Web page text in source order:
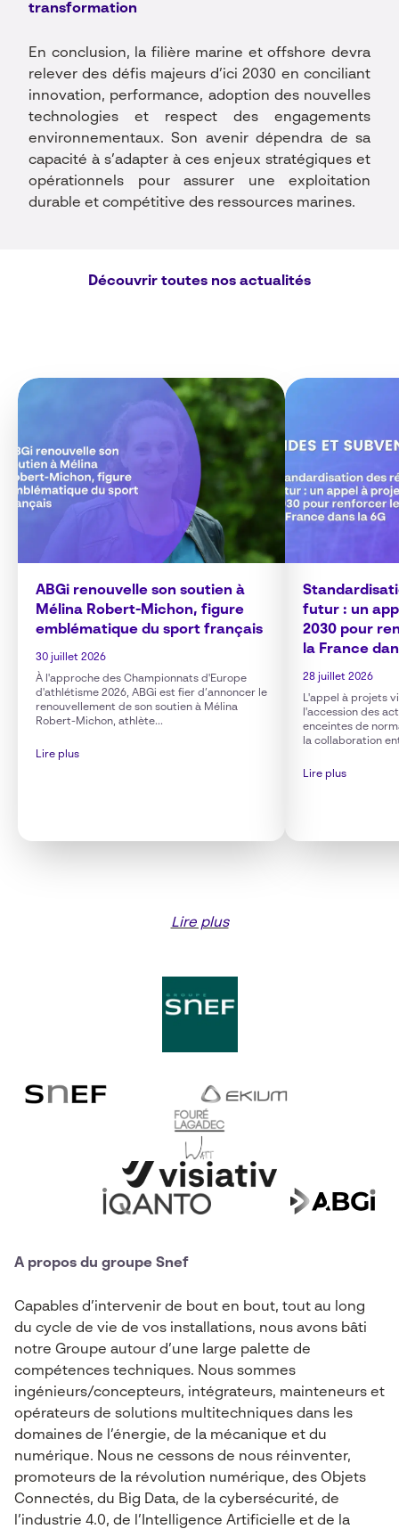
transformation
En conclusion, la filière marine et offshore devra
relever des défis majeurs d’ici 2030 en conciliant
innovation, performance, adoption des nouvelles
technologies et respect des engagements
environnementaux. Son avenir dépendra de sa
capacité à s’adapter à ces enjeux stratégiques et
opérationnels pour assurer une exploitation
durable et compétitive des ressources marines.
Découvrir toutes nos actualités
ABGi renouvelle son soutien à
Mélina Robert-Michon, figure
emblématique du sport français
30 juillet 2026
À l'approche des Championnats d'Europe
d'athlétisme 2026, ABGi est fier d’annoncer le
renouvellement de son soutien à Mélina
Robert-Michon, athlète...
Lire plus
futur : un
2030 pour
la France
28 juillet 2026
L'appel à projets
l'accession des
enceintes de
la collaboration
Lire plus
Lire plus
A propos du groupe Snef
Capables d’intervenir de bout en bout, tout au long
du cycle de vie de vos installations, nous avons bâti
notre Groupe autour d’une large palette de
compétences techniques. Nous sommes
ingénieurs/concepteurs, intégrateurs, mainteneurs et
opérateurs de solutions multitechniques dans les
domaines de l’énergie, de la mécanique et du
numérique. Nous ne cessons de nous réinventer,
promoteurs de la révolution numérique, des Objets
Connectés, du Big Data, de la cybersécurité, de
l’industrie 4.0, de l’Intelligence Artificielle et de la